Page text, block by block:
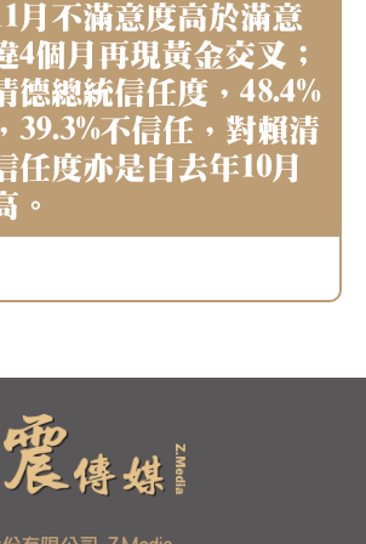
月不滿意度高於滿意
4個月再現黃金交叉；
德總統信任度，48.4%
39.3%不信任，對賴清
任度亦是自去年10月
。